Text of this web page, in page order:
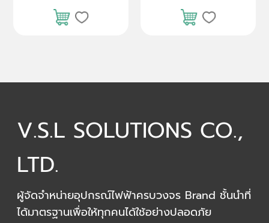
V.S.L SOLUTIONS CO.,
LTD.
ผู้จัดจำหน่ายอุปกรณ์ไฟฟ้าครบวงจร Brand ชั้นนำที่
ได้มาตรฐานเพื่อให้ทุกคนได้ใช้อย่างปลอดภัย